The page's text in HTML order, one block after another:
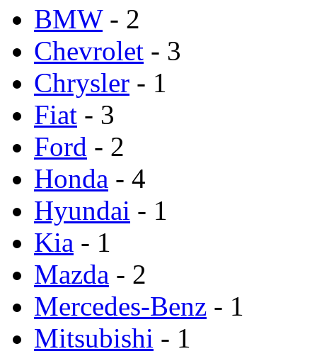
BMW- 2
Chevrolet - 3
Chrysler - 1
Fiat - 3
Ford - 2
Honda - 4
Hyundai - 1
Kia - 1
Mazda - 2
Mercedes-Benz - 1
Mitsubishi - 1